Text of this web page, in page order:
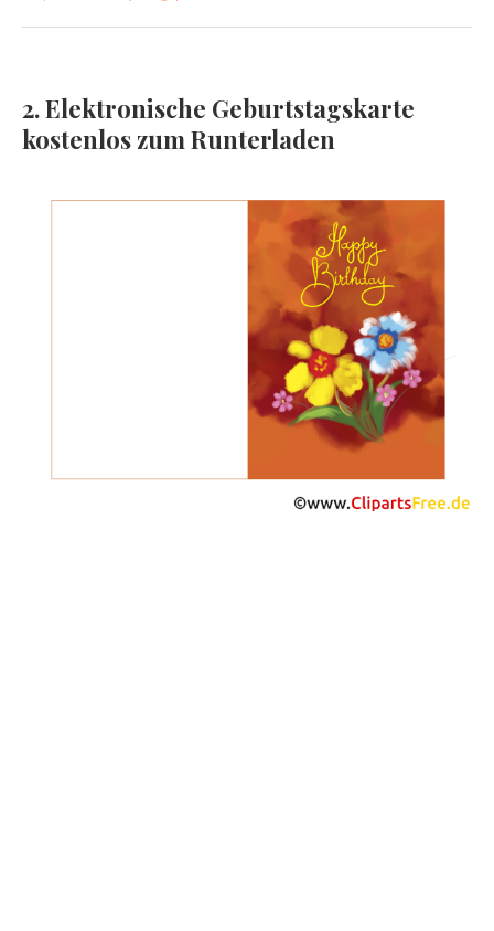
2. Elektronische Geburtstagskarte
kostenlos zum Runterladen